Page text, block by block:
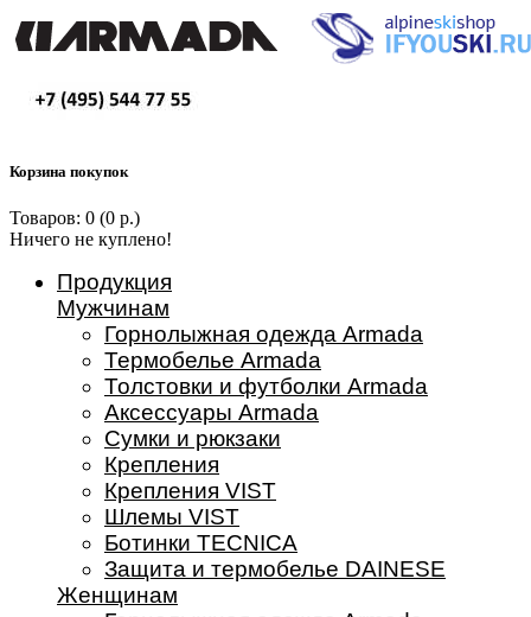
Корзина покупок
Товаров: 0 (0 р.)
Ничего не куплено!
Продукция
Мужчинам
Горнолыжная одежда Armada
Термобелье Armada
Толстовки и футболки Armada
Аксессуары Armada
Сумки и рюкзаки
Крепления
Крепления VIST
Шлемы VIST
Ботинки TECNICA
Защита и термобелье DAINESE
Женщинам